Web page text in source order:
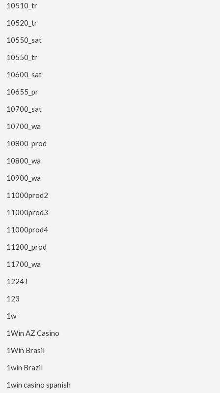
10510_tr
10520_tr
10550_sat
10550_tr
10600_sat
10655_pr
10700_sat
10700_wa
10800_prod
10800_wa
10900_wa
11000prod2
11000prod3
11000prod4
11200_prod
11700_wa
1224 i
123
1w
1Win AZ Casino
1Win Brasil
1win Brazil
1win casino spanish